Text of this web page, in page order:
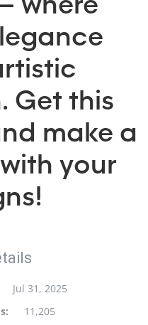
Get this
make a
your
Jul 31, 2025
11,205